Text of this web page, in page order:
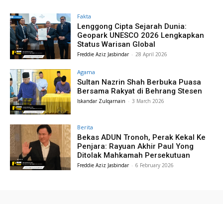
Fakta
Lenggong Cipta Sejarah Dunia:
Geopark UNESCO 2026 Lengkapkan
Status Warisan Global
Freddie Aziz Jasbindar - 28 April 2026
Agama
Sultan Nazrin Shah Berbuka Puasa
Bersama Rakyat di Behrang Stesen
Iskandar Zulqarnain - 3 March 2026
Berita
Bekas ADUN Tronoh, Perak Kekal Ke
Penjara: Rayuan Akhir Paul Yong
Ditolak Mahkamah Persekutuan
Freddie Aziz Jasbindar - 6 February 2026